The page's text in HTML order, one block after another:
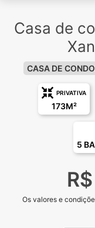
Casa de
CASA DE
PRIVATIVA
173M²
5
Os valores e